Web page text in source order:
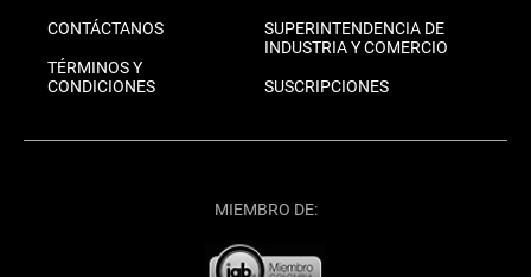
CONTÁCTANOS
TÉRMINOS Y
CONDICIONES
SUPERINTENDENCIA DE
INDUSTRIA Y COMERCIO
SUSCRIPCIONES
MIEMBRO DE: